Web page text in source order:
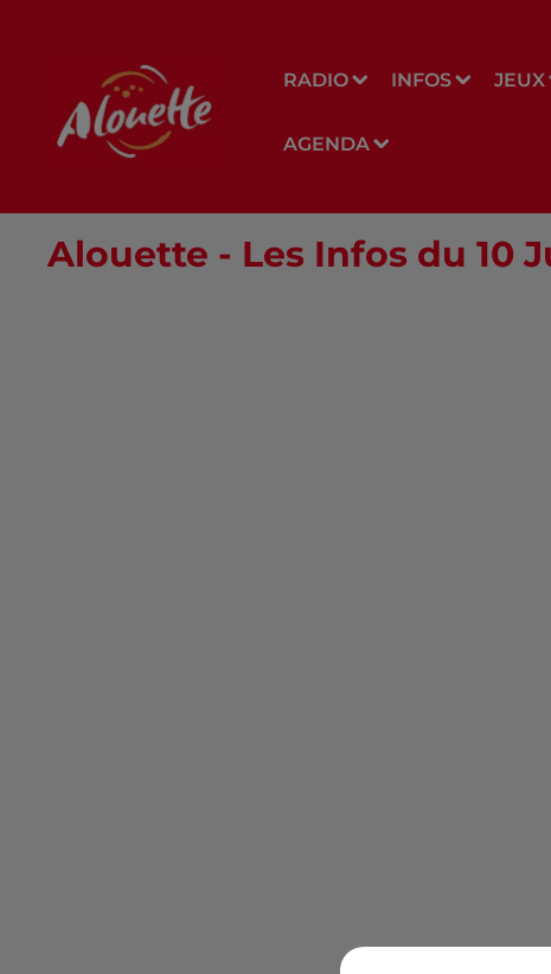
RADIO INFOS JEUX
AGENDA
Alouette - Les Infos du 10